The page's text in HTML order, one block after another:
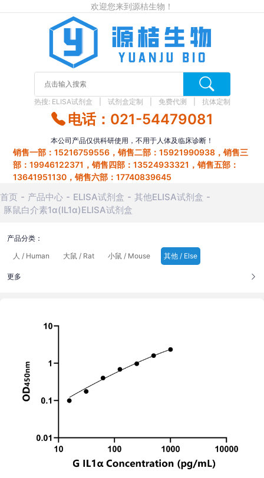
欢迎您来到源桔生物！
热搜: ELISA试剂盒 试剂盒定制 免费代测 抗体定制
电话：021-54479081
本公司产品仅供科研使用，不用于人体及临床诊断！
销售一部：15216759556，销售二部：15921990938，销售三
部：19946122371，销售四部：13524933321，销售五部：
13641951130，销售六部：17740839645
首页 产品中心 ELISA试剂盒
其他ELISA试剂盒
豚鼠白介素1α(IL1α)ELISA试剂盒
产品分类：
人 / Human
大鼠 / Rat 小鼠 / Mouse 其他 / Else
更多